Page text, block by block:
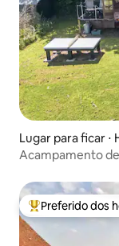
Lugar para ficar ⋅
Acampamento
Entre os
Preferido dos